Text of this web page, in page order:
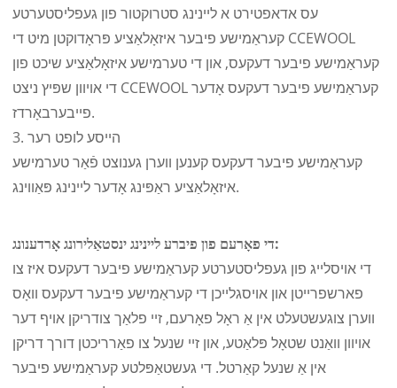
עס אדאפטירט א ליינינג סטרוקטור פון געפליסטערטע
קעראַמישע פיבער איזאָלאַציע פּראָדוקטן מיט די CCEWOOL
קעראַמישע פיבער דעקעס, און די טערמישע איזאָלאַציע שיכט פון
די אויוון שפּיץ ניצט CCEWOOL קעראַמישע פיבער דעקעס אָדער
פייבערבאָרדז.
3. הייסע לופט רער
קעראַמישע פיבער דעקעס קענען ווערן גענוצט פֿאַר טערמישע
איזאָלאַציע ראַפּינג אָדער ליינינג פּאַווינג.
די פאָרעם פון פיברע ליינינג ינסטאַלירונג אָרדענונג:
די אויסלייג פון געפליסטערטע קעראַמישע פיבער דעקעס איז צו
פארשפרייטן און אויסגלייכן די קעראַמישע פיבער דעקעס וואָס
ווערן צוגעשטעלט אין אַ ראָל פאָרעם, זיי פלאַך צודריקן אויף דער
אויוון וואַנט שטאָל פּלאַטע, און זיי שנעל צו פאַרריכטן דורך דריקן
אין אַ שנעל קאַרטל. די געשטאַפּלטע קעראַמישע פיבער